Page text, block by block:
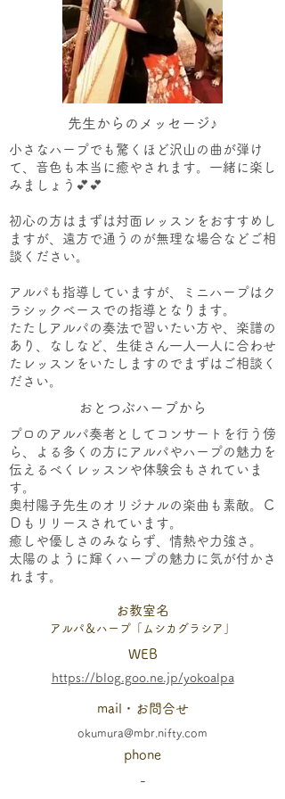
先生からのメッセージ♪
小さなハープでも驚くほど沢山の曲が弾け
て、音色も本当に癒やされます。一緒に楽し
みましょう💕💕
初心の方はまずは対面レッスンをおすすめし
ますが、遠方で通うのが無理な場合などご相
談ください。
アルパも指導していますが、ミニハープはク
ラシックベースでの指導となります。
たたしアルパの奏法で習いたい方や、楽譜の
あり、なしなど、生徒さん一人一人に合わせ
たレッスンをいたしますのでまずはご相談く
ださい。
おとつぶハープから
プロのアルパ奏者としてコンサートを行う傍
ら、よる多くの方にアルパやハープの魅力を
伝えるべくレッスンや体験会もされていま
す。
奥村陽子先生のオリジナルの楽曲も素敵。Ｃ
Ｄもリリースされています。
癒しや優しさのみならず、​情熱や力強さ。
太陽のように輝くハープの魅力に気が付かさ
れます。
​お教室名
アルパ＆ハープ「ムシカグラシア」
WEB
https://blog.goo.ne.jp/yokoalpa
mail・お問合せ
okumura@mbr.nifty.com
phone
-